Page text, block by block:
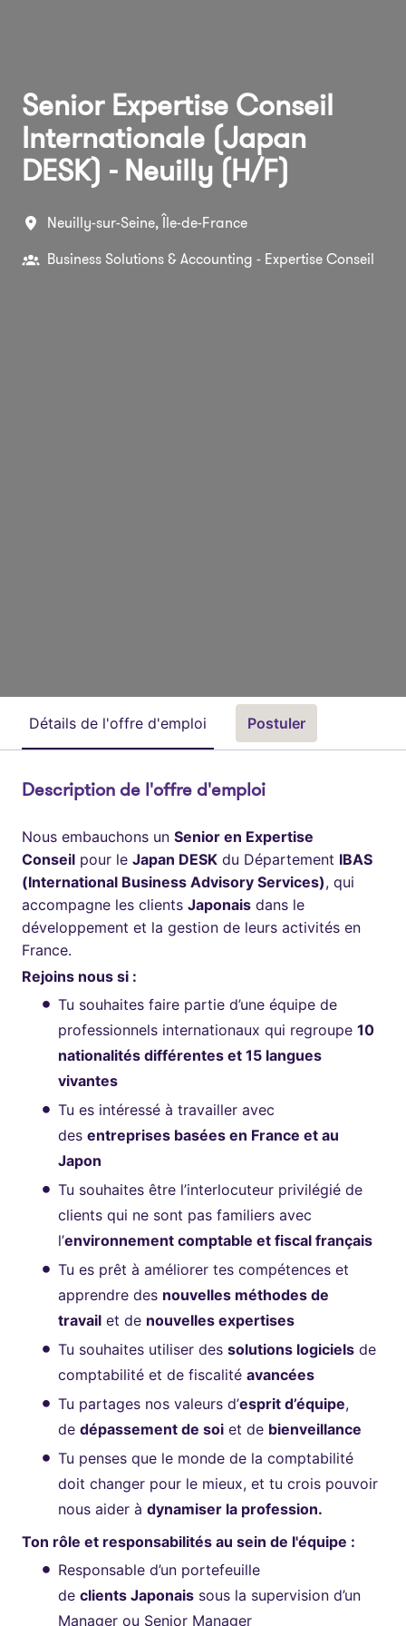
Senior Expertise Conseil
Internationale (Japan
DESK) - Neuilly (H/F)
Neuilly-sur-Seine,Île-de-France
Business Solutions & Accounting - Expertise Conseil
Détails de l'offre d'emploi Postuler
Description de l'offre d'emploi
Nous embauchons un Senior en Expertise
Conseil pour le Japan DESK du Département IBAS
(International Business Advisory Services), qui
accompagne les clients Japonais dans le
développement et la gestion de leurs activités en
France.
Rejoins nous si :
Tu souhaites faire partie d’une équipe de
professionnels internationaux qui regroupe 10
nationalités différentes et 15 langues
vivantes
Tu es intéressé à travailler avec
des entreprises basées en France et au
Japon
Tu souhaites être l’interlocuteur privilégié de
clients qui ne sont pas familiers avec
l’environnement comptable et fiscal français
Tu es prêt à améliorer tes compétences et
apprendre des nouvelles méthodes de
travail et de nouvelles expertises
Tu souhaites utiliser des solutions logiciels de
comptabilité et de fiscalité avancées
Tu partages nos valeurs d’esprit d’équipe,
de dépassement de soi et de bienveillance
Tu penses que le monde de la comptabilité
doit changer pour le mieux, et tu crois pouvoir
nous aider à dynamiser la profession.
Ton rôle et responsabilités au sein de l'équipe :
Responsable d’un portefeuille
de clients Japonais sous la supervision d’un
Manager ou Senior Manager